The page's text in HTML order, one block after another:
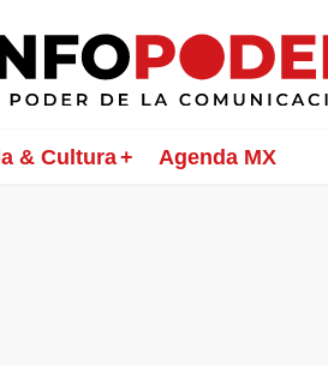
& Cultura Agenda MX